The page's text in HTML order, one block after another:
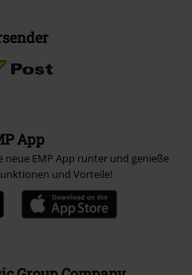
App
EMP App runter und genieße
und Vorteile!